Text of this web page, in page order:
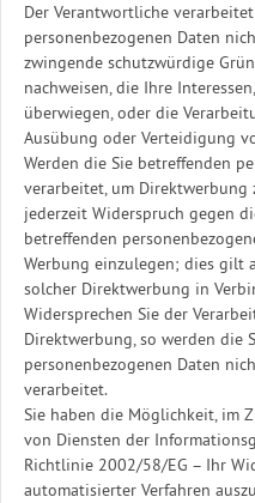
Der Verantwortliche
personenbezogenen Daten
zwingende schutzwürdige
nachweisen, die Ihre
überwiegen, oder die
Ausübung oder Verteidigung
Werden die Sie betreffenden
verarbeitet, um Direktwerbung
jederzeit Widerspruch gegen
betreffenden
Werbung einzulegen; dies gilt
solcher Direktwerbung in
Widersprechen Sie der
Direktwerbung, so werden die
personenbezogenen Daten
verarbeitet.
Sie haben die Möglichkeit, im
von Diensten der
Richtlinie 2002/58/EG – Ihr
automatisierter Verfahren